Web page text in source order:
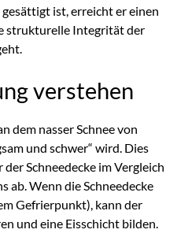
ist, erreicht er einen
strukturelle Integrität der
verstehen
dem nasser Schnee von
und schwer“ wird. Dies
Schneedecke im Vergleich
ab. Wenn die Schneedecke
Gefrierpunkt), kann der
und eine Eisschicht bilden.